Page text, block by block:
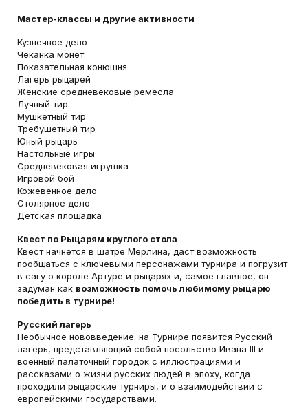
Мастер-классы и другие активности
Кузнечное дело
Чеканка монет
Показательная конюшня
Лагерь рыцарей
Женские средневековые ремесла
Лучный тир
Мушкетный тир
Требушетный тир
Юный рыцарь
Настольные игры
Средневековая игрушка
Игровой бой
Кожевенное дело
Столярное дело
Детская площадка
Квест по Рыцарям круглого стола
Квест начнется в шатре Мерлина, даст возможность
пообщаться с ключевыми персонажами турнира и погрузит
в сагу о короле Артуре и рыцарях и, самое главное, он
задуман как возможность помочь любимому рыцарю
победить в турнире!
Русский лагерь
Необычное нововведение: на Турнире появится Русский
лагерь, представляющий собой посольство Ивана III и
военный палаточный городок с иллюстрациями и
рассказами о жизни русских людей в эпоху, когда
проходили рыцарские турниры, и о взаимодействии с
европейскими государствами.